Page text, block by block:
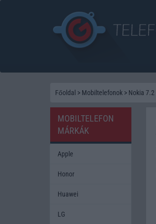
Főoldal > Mobiltelefonok > Nokia 7.2
MOBILTELEFON
MÁRKÁK
Apple
Honor
Huawei
LG